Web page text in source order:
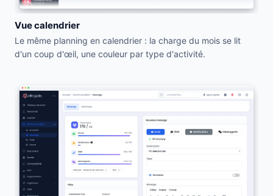
Vue calendrier
Le même planning en calendrier : la charge du mois se lit
d'un coup d'œil, une couleur par type d'activité.